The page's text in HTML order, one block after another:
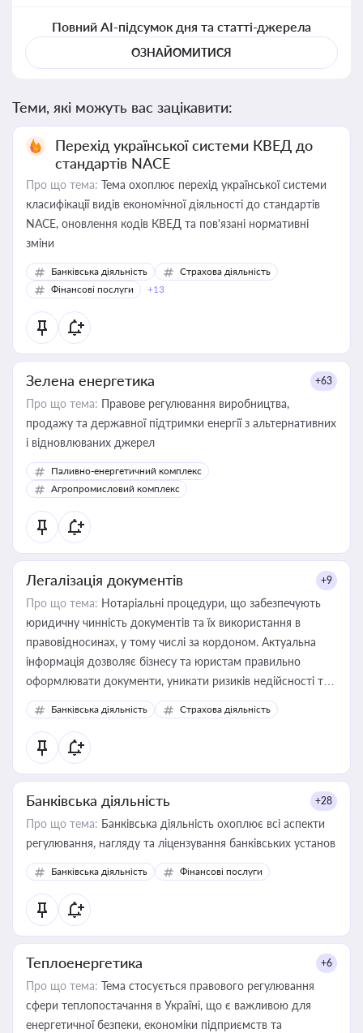
Повний AI-підсумок дня та статті-джерела
ОЗНАЙОМИТИСЯ
Теми, які можуть вас зацікавити:
Перехід української системи КВЕД до
стандартів NACE
Про що тема: Тема охоплює перехід української системи
класифікації видів економічної діяльності до стандартів
NACE, оновлення кодів КВЕД та пов'язані нормативні
зміни
Банківська діяльність
Страхова діяльність
Фінансові послуги
+13
Зелена енергетика +63
Про що тема: Правове регулювання виробництва,
продажу та державної підтримки енергії з альтернативних
і відновлюваних джерел
Паливно-енергетичний комплекс
Агропромисловий комплекс
Легалізація документів +9
Про що тема: Нотаріальні процедури, що забезпечують
юридичну чинність документів та їх використання в
правовідносинах, у тому числі за кордоном. Актуальна
інформація дозволяє бізнесу та юристам правильно
оформлювати документи, уникати ризиків недійсності та
забезпечувати їх належне прийняття органами влади та
контрагентами
Банківська діяльність Страхова діяльність
Банківська діяльність +28
Про що тема: Банківська діяльність охоплює всі аспекти
регулювання, нагляду та ліцензування банківських установ
Банківська діяльність Фінансові послуги
Теплоенергетика +6
Про що тема: Тема стосується правового регулювання
сфери теплопостачання в Україні, що є важливою для
енергетичної безпеки, економіки підприємств та